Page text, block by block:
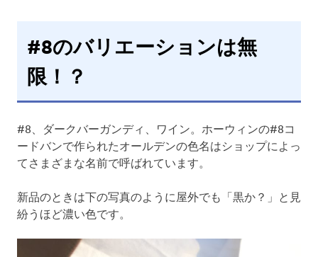
#8のバリエーションは無
限！？
#8、ダークバーガンディ、ワイン。ホーウィンの#8コ
ードバンで作られたオールデンの色名はショップによっ
てさまざまな名前で呼ばれています。
新品のときは下の写真のように屋外でも「黒か？」と見
紛うほど濃い色です。